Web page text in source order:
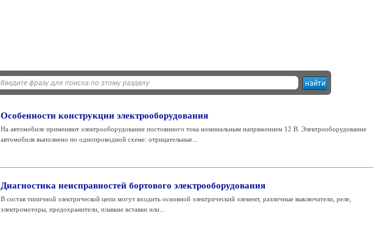
Особенности конструкции электрооборудования
На автомобиле применяют электрооборудование постоянного тока номинальным напряжением 12 В. Электрооборудование
автомобиля выполнено по однопроводной схеме: отрицательные...
Диагностика неисправностей бортового электрооборудования
В состав типичной электрической цепи могут входить основной электрический элемент, различные выключатели, реле,
электромоторы, предохранители, плавкие вставки или...